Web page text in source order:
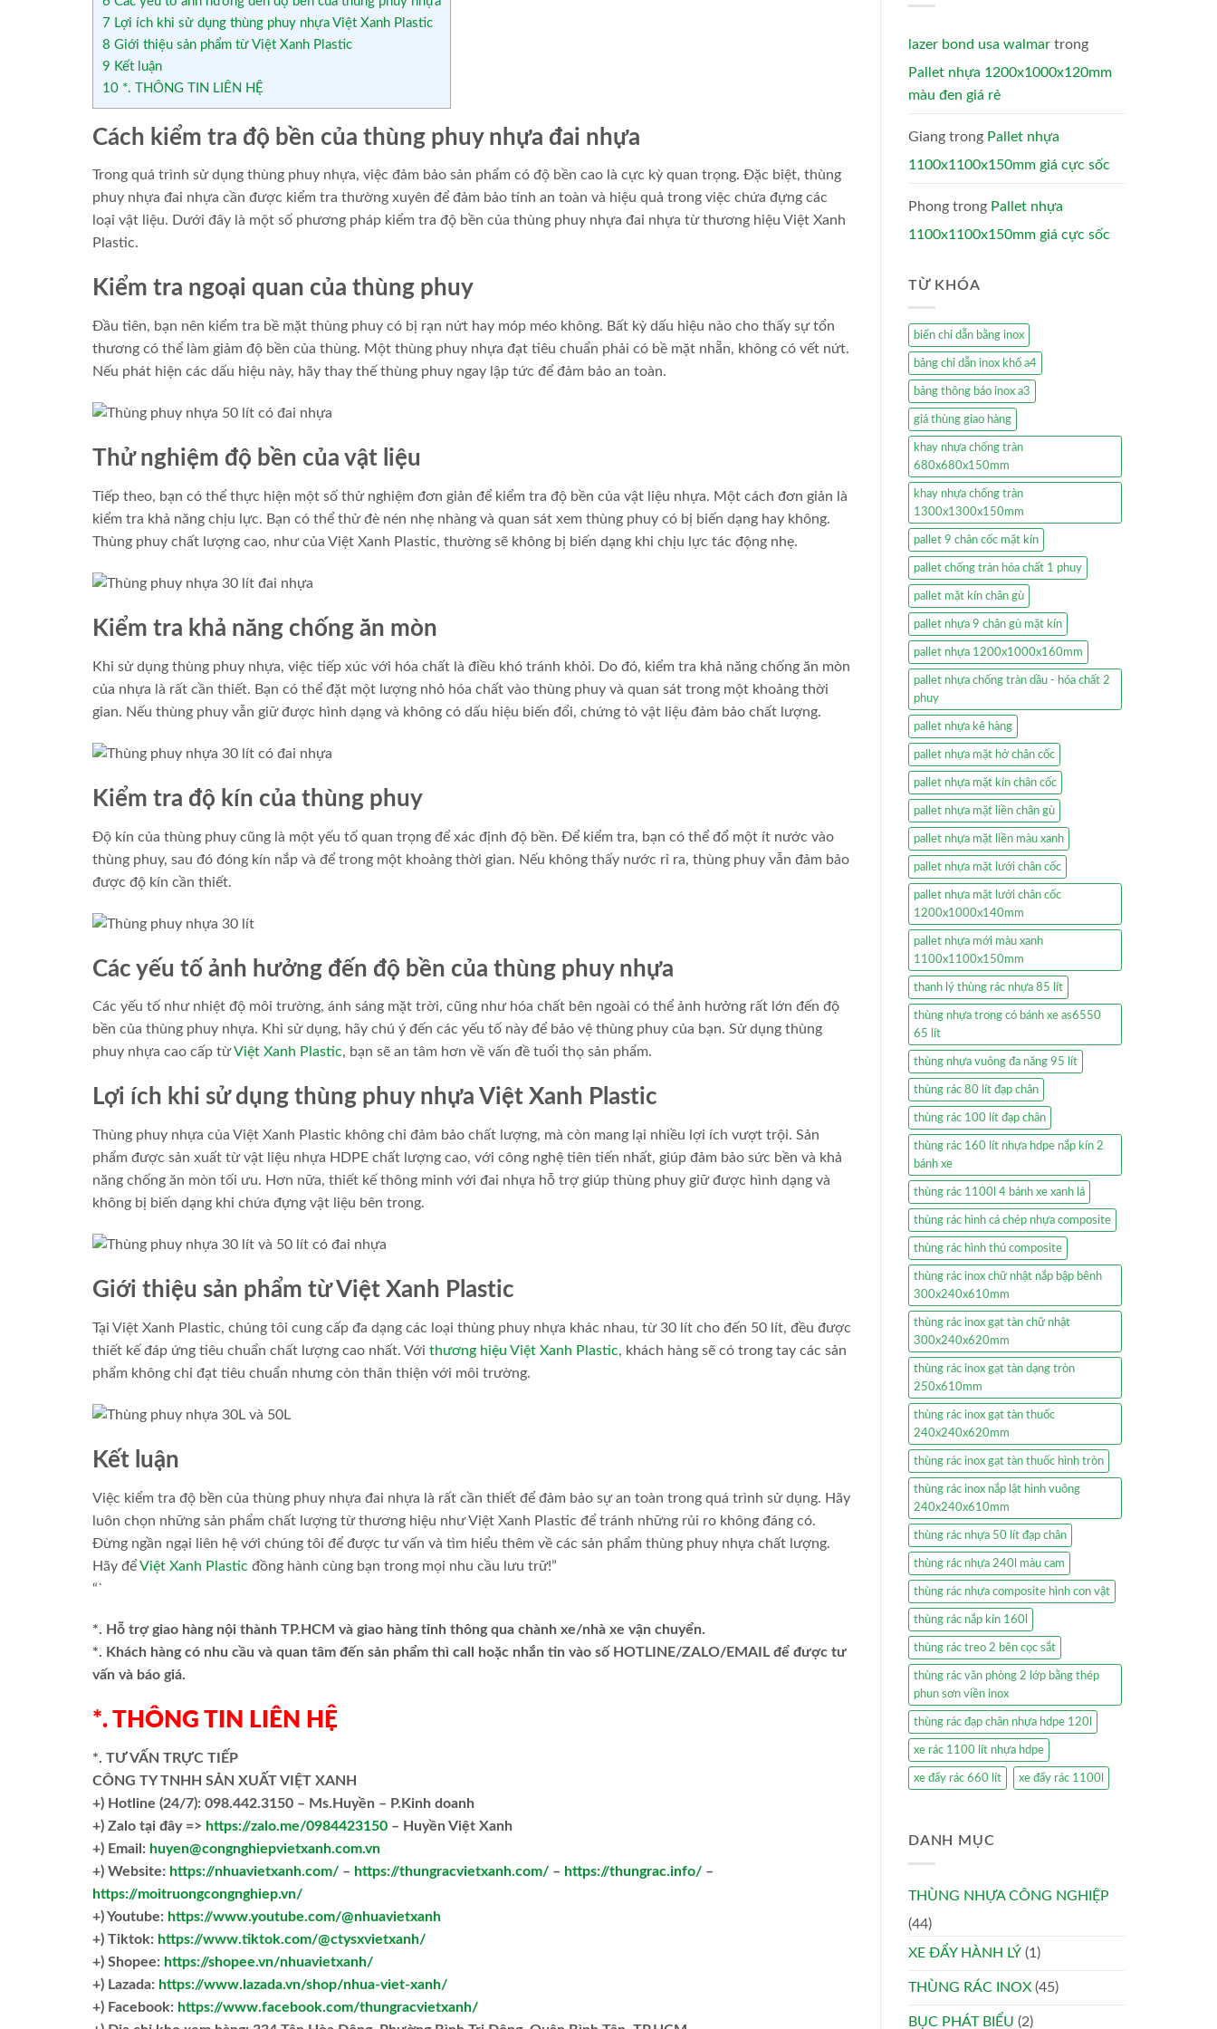
7 Lợi ích khi sử dụng thùng phuy nhựa Việt Xanh Plastic
8 Giới thiệu sản phẩm từ Việt Xanh Plastic
9 Kết luận
10 *. THÔNG TIN LIÊN HỆ
Cách kiểm tra độ bền của thùng phuy nhựa đai nhựa
Trong quá trình sử dụng thùng phuy nhựa, việc đảm bảo sản phẩm có độ bền cao là cực kỳ quan trọng. Đặc biệt, thùng
phuy nhựa đai nhựa cần được kiểm tra thường xuyên để đảm bảo tính an toàn và hiệu quả trong việc chứa đựng các
loại vật liệu. Dưới đây là một số phương pháp kiểm tra độ bền của thùng phuy nhựa đai nhựa từ thương hiệu Việt Xanh
Plastic.
Kiểm tra ngoại quan của thùng phuy
Đầu tiên, bạn nên kiểm tra bề mặt thùng phuy có bị rạn nứt hay móp méo không. Bất kỳ dấu hiệu nào cho thấy sự tổn
thương có thể làm giảm độ bền của thùng. Một thùng phuy nhựa đạt tiêu chuẩn phải có bề mặt nhẵn, không có vết nứt.
Nếu phát hiện các dấu hiệu này, hãy thay thế thùng phuy ngay lập tức để đảm bảo an toàn.
Thử nghiệm độ bền của vật liệu
Tiếp theo, bạn có thể thực hiện một số thử nghiệm đơn giản để kiểm tra độ bền của vật liệu nhựa. Một cách đơn giản là
kiểm tra khả năng chịu lực. Bạn có thể thử đè nén nhẹ nhàng và quan sát xem thùng phuy có bị biến dạng hay không.
Thùng phuy chất lượng cao, như của Việt Xanh Plastic, thường sẽ không bị biến dạng khi chịu lực tác động nhẹ.
Kiểm tra khả năng chống ăn mòn
Khi sử dụng thùng phuy nhựa, việc tiếp xúc với hóa chất là điều khó tránh khỏi. Do đó, kiểm tra khả năng chống ăn mòn
của nhựa là rất cần thiết. Bạn có thể đặt một lượng nhỏ hóa chất vào thùng phuy và quan sát trong một khoảng thời
gian. Nếu thùng phuy vẫn giữ được hình dạng và không có dấu hiệu biến đổi, chứng tỏ vật liệu đảm bảo chất lượng.
Kiểm tra độ kín của thùng phuy
Độ kín của thùng phuy cũng là một yếu tố quan trọng để xác định độ bền. Để kiểm tra, bạn có thể đổ một ít nước vào
thùng phuy, sau đó đóng kín nắp và để trong một khoảng thời gian. Nếu không thấy nước rỉ ra, thùng phuy vẫn đảm bảo
được độ kín cần thiết.
Các yếu tố ảnh hưởng đến độ bền của thùng phuy nhựa
Các yếu tố như nhiệt độ môi trường, ánh sáng mặt trời, cũng như hóa chất bên ngoài có thể ảnh hưởng rất lớn đến độ
bền của thùng phuy nhựa. Khi sử dụng, hãy chú ý đến các yếu tố này để bảo vệ thùng phuy của bạn. Sử dụng thùng
phuy nhựa cao cấp từViệt Xanh Plastic, bạn sẽ an tâm hơn về vấn đề tuổi thọ sản phẩm.
Lợi ích khi sử dụng thùng phuy nhựa Việt Xanh Plastic
Thùng phuy nhựa của Việt Xanh Plastic không chỉ đảm bảo chất lượng, mà còn mang lại nhiều lợi ích vượt trội. Sản
phẩm được sản xuất từ vật liệu nhựa HDPE chất lượng cao, với công nghệ tiên tiến nhất, giúp đảm bảo sức bền và khả
năng chống ăn mòn tối ưu. Hơn nữa, thiết kế thông minh với đai nhựa hỗ trợ giúp thùng phuy giữ được hình dạng và
không bị biến dạng khi chứa đựng vật liệu bên trong.
Giới thiệu sản phẩm từ Việt Xanh Plastic
Tại Việt Xanh Plastic, chúng tôi cung cấp đa dạng các loại thùng phuy nhựa khác nhau, từ 30 lít cho đến 50 lít, đều được
thiết kế đáp ứng tiêu chuẩn chất lượng cao nhất. Với thương hiệu Việt Xanh Plastic, khách hàng sẽ có trong tay các sản
phẩm không chỉ đạt tiêu chuẩn nhưng còn thân thiện với môi trường.
Kết luận
Việc kiểm tra độ bền của thùng phuy nhựa đai nhựa là rất cần thiết để đảm bảo sự an toàn trong quá trình sử dụng. Hãy
luôn chọn những sản phẩm chất lượng từ thương hiệu như Việt Xanh Plastic để tránh những rủi ro không đáng có.
Đừng ngần ngại liên hệ với chúng tôi để được tư vấn và tìm hiểu thêm về các sản phẩm thùng phuy nhựa chất lượng.
Hãy đểViệt Xanh Plastic đồng hành cùng bạn trong mọi nhu cầu lưu trữ!”
“`
*. Hỗ trợ giao hàng nội thành TP.HCM và giao hàng tỉnh thông qua chành xe/nhà xe vận chuyển.
*. Khách hàng có nhu cầu và quan tâm đến sản phẩm thì call hoặc nhắn tin vào số HOTLINE/ZALO/EMAIL để được tư
vấn và báo giá.
*. THÔNG TIN LIÊN HỆ
*. TƯ VẤN TRỰC TIẾP
CÔNG TY TNHH SẢN XUẤT VIỆT XANH
+) Hotline (24/7): 098.442.3150 – Ms.Huyền – P.Kinh doanh
+) Zalo tại đây => https://zalo.me/0984423150 – Huyền Việt Xanh
+) Email: huyen@congnghiepvietxanh.com.vn
+) Website: https://nhuavietxanh.com/ – https://thungracvietxanh.com/ – https://thungrac.info/ –
https://moitruongcongnghiep.vn/
+) Youtube: https://www.youtube.com/@nhuavietxanh
+) Tiktok: https://www.tiktok.com/@ctysxvietxanh/
+) Shopee: https://shopee.vn/nhuavietxanh/
+) Lazada: https://www.lazada.vn/shop/nhua-viet-xanh/
+) Facebook: https://www.facebook.com/thungracvietxanh/
lazer bond usa walmar trong
Pallet nhựa 1200x1000x120mm
màu đen giá rẻ
Giang trong Pallet nhựa
1100x1100x150mm giá cực sốc
Phong trong Pallet nhựa
1100x1100x150mm giá cực sốc
TỪ KHÓA
biển chỉ dẫn bằng inox
bảng chỉ dẫn inox khổ a4
bảng thông báo inox a3
giá thùng giao hàng
khay nhựa chống tràn
680x680x150mm
khay nhựa chống tràn
1300x1300x150mm
pallet 9 chân cốc mặt kín
pallet chống tràn hóa chất 1 phuy
pallet mặt kín chân gù
pallet nhựa 9 chân gù mặt kín
pallet nhựa 1200x1000x160mm
pallet nhựa chống tràn dầu - hóa chất 2
phuy
pallet nhựa kê hàng
pallet nhựa mặt hở chân cốc
pallet nhựa mặt kín chân cốc
pallet nhựa mặt liền chân gù
pallet nhựa mặt liền màu xanh
pallet nhựa mặt lưới chân cốc
pallet nhựa mặt lưới chân cốc
1200x1000x140mm
pallet nhựa mới màu xanh
1100x1100x150mm
thanh lý thùng rác nhựa 85 lít
thùng nhựa trong có bánh xe as6550
65 lít
thùng nhựa vuông đa năng 95 lít
thùng rác 80 lít đạp chân
thùng rác 100 lít đạp chân
thùng rác 160 lít nhựa hdpe nắp kín 2
bánh xe
thùng rác 1100l 4 bánh xe xanh lá
thùng rác hình cá chép nhựa composite
thùng rác hình thú composite
thùng rác inox chữ nhật nắp bập bênh
300x240x610mm
thùng rác inox gạt tàn chữ nhật
300x240x620mm
thùng rác inox gạt tàn dạng tròn
250x610mm
thùng rác inox gạt tàn thuốc
240x240x620mm
thùng rác inox gạt tàn thuốc hình tròn
thùng rác inox nắp lật hình vuông
240x240x610mm
thùng rác nhựa 50 lít đạp chân
thùng rác nhựa 240l màu cam
thùng rác nhựa composite hình con vật
thùng rác nắp kín 160l
thùng rác treo 2 bên cọc sắt
thùng rác văn phòng 2 lớp bằng thép
phun sơn viền inox
thùng rác đạp chân nhựa hdpe 120l
xe rác 1100 lít nhựa hdpe
xe đẩy rác 660 lít xe đẩy rác 1100l
DANH MỤC
THÙNG NHỰA CÔNG NGHIỆP
(44)
XE ĐẨY HÀNH LÝ (1)
THÙNG RÁC INOX (45)
BỤC PHÁT BIỂU (2)